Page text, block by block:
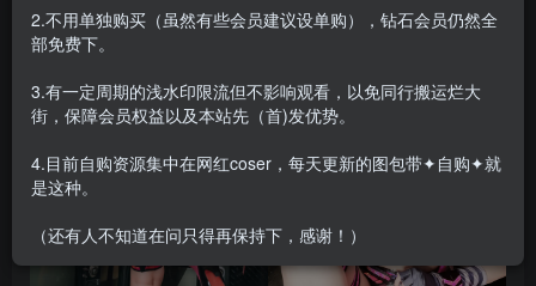
2.不用单独购买（虽然有些会员建议设单购），钻石会员仍然全
部免费下。
3.有一定周期的浅水印限流但不影响观看，以免同行搬运烂大
街，保障会员权益以及本站先（首)发优势。
4.目前自购资源集中在网红coser，每天更新的图包带✦自购✦就
是这种。
（还有人不知道在问只得再保持下，感谢！）